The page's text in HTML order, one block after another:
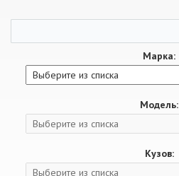
Марка:
Модель:
Кузов: